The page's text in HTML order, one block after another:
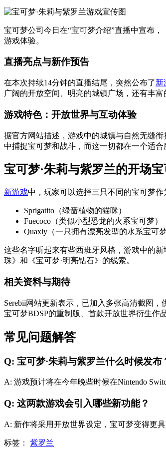
宝可梦公司今日在“宝可梦介绍”直播中宣布
游戏体验。
直播亮点与新作预告
在本次持续14分钟的直播结尾，突然公布了新
广阔的开放空间、明亮的城镇广场，还有丰
游戏特色：开放世界与互动体验
据官方网站描述，游戏中的城镇与自然无缝
中捕捉宝可梦和战斗，而这一切都在一个适合
宝可梦·朱莉与紫罗兰的开场
新游戏中，玩家可以选择三只不同的宝可梦作
Sprigatito（绿啬植物的猫咪）
Fuecoco（类似小型恐龙的火系宝可梦）
Quaxly（一只拥有漂亮发型的水系宝可
这些名字听起来有些西班牙风格，游戏中的
珠》和《宝可梦·明亮钻石》的线索。
相关资料与期待
Serebii网站更新表示，已加入多张高清截图
宝可梦BDSP的重制版、首款开放世界衍生作
常见问题解答
Q: 宝可梦·朱莉与紫罗兰什么时候发布
A: 游戏预计将在今年晚些时候在Nintendo
Q: 这两款游戏会引入哪些新功能？
A: 新作将采用开放世界设定，宝可梦变得更
标签： 紫罗兰